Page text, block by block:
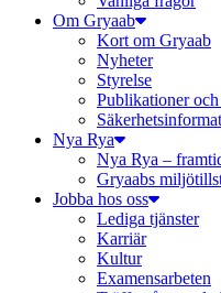
Om Gryaab
Kort om Gryaab
Nyheter
Styrelse
Publikationer
Nya Rya
Nya Rya –
Gryaabs
Jobba hos oss
Lediga tjänster
Karriär
Kultur
Examensarbeten